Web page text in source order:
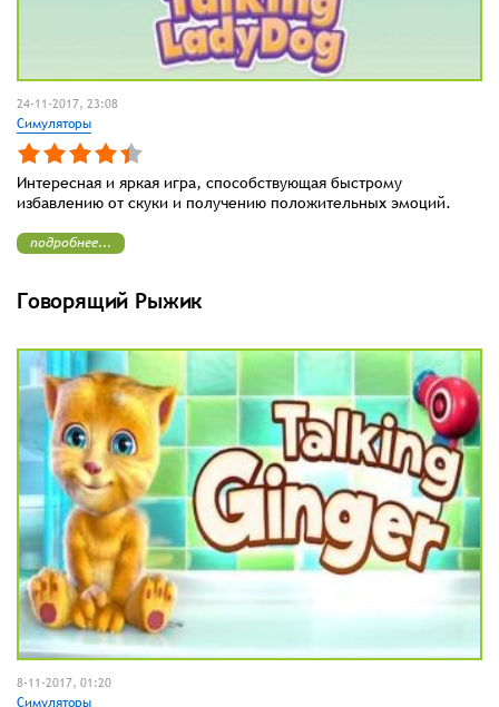
24-11-2017, 23:08
Симуляторы
Интересная и яркая игра, способствующая быстрому
избавлению от скуки и получению положительных эмоций.
подробнее...
8-11-2017, 01:20
Говорящий Рыжик
Симуляторы